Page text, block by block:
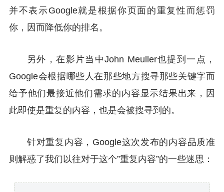
并不表示Google就是根据你页面的重复性而惩罚
你，因而降低你的排名。
另外，在影片当中John Meuller也提到一点，
Google会根据哪些人在那些地方搜寻那些关键字而
给予他们最接近他们需求的内容显示结果出来，因
此即使是重复的内容，也是会被搜寻到的。
针对重复内容，Google这次发布的内容品质准
则解惑了我们以往对于这个”重复内容”的一些迷思：